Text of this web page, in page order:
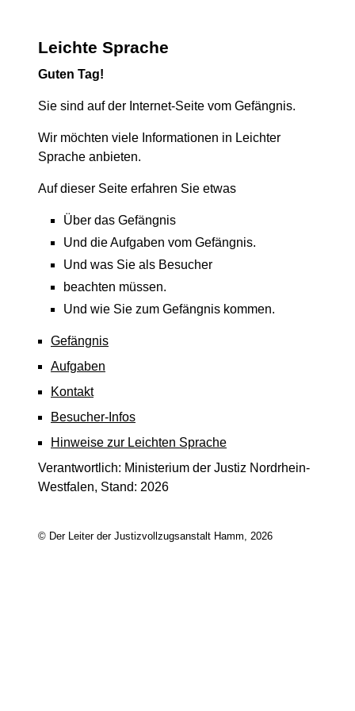
Leichte Sprache
Guten Tag!
Sie sind auf der Internet-Seite vom Gefängnis.
Wir möchten viele Informationen in Leichter
Sprache anbieten.
Auf dieser Seite erfahren Sie etwas
Über das Gefängnis
Und die Aufgaben vom Gefängnis.
Und was Sie als Besucher
beachten müssen.
Und wie Sie zum Gefängnis kommen.
Gefängnis
Aufgaben
Kontakt
Besucher-Infos
Hinweise zur Leichten Sprache
Verantwortlich: Ministerium der Justiz Nordrhein-
Westfalen, Stand: 2026
© Der Leiter der Justizvollzugsanstalt Hamm, 2026